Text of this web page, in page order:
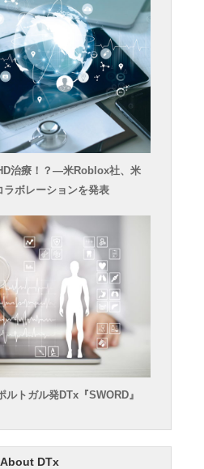
治療！？―米Roblox社、米
ボレーションを発表
ルトガル発DTx『SWORD』
About DTx